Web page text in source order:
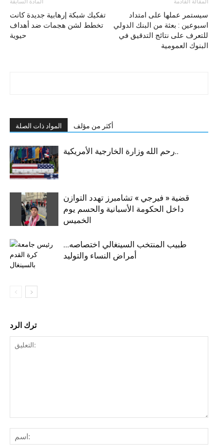
المادة السابقة
تفكيك شبكة إرهابية جديدة كانت
تخطط لشن هجمات ضد أهداف
حيوية
المقالة القادمة
سيستمر عملها على امتداد
اسبوعين : بعثة من البنك الدولي
للتعرف على نتائج التدقيق في
البنوك العمومية
المواد ذات الصلة أكثر من مؤلف
رحم الله وزارة الخارجية الأمريكية..
قضية « فيرجي » تشامبرز تهدد التوازن
داخل الحكومة الأسبانية والحسم يوم
الخميس
طبيب المنتخب السينغالي اختصاصه…
أمراض النساء والتوليد
ترك الرد